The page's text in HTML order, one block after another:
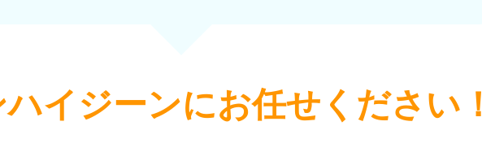
イジーンにお任せください！